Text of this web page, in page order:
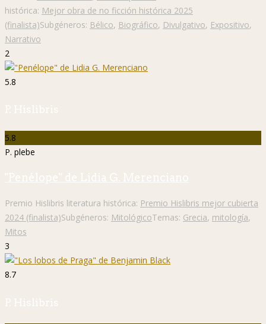
histórica: Mejor obra de no ficción histórica 2025
(finalista)Subgéneros: Bélico, Biográfico, Divulgativo, Expositivo,
Narrativo
2
5.8
P. Hislibris
5.8
P. plebe
"Penélope" de Lidia G. Merenciano
Premio Hislibris literatura histórica: Premio Hislibris mejor cubierta
2024 (finalista)Subgéneros: MitológicoTemas: Grecia, mitología,
Mitos
3
8.7
P. Hislibris